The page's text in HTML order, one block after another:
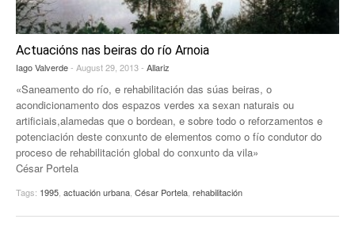
Actuacións nas beiras do río Arnoia
Iago Valverde- August 29, 2013 - Allariz
«Saneamento do río, e rehabilitación das súas beiras, o
acondicionamento dos espazos verdes xa sexan naturais ou
artificiais,alamedas que o bordean, e sobre todo o reforzamentos e
potenciación deste conxunto de elementos como o fío condutor do
proceso de rehabilitación global do conxunto da vila»
César Portela
Tags: 1995 actuación urbana César Portela rehabilitación